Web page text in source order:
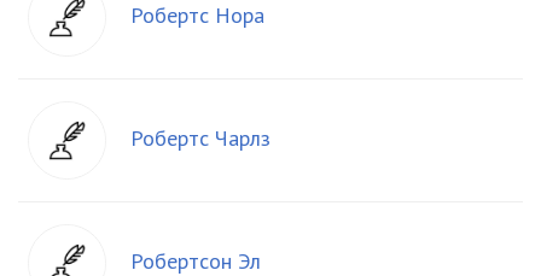
Робертс Нора
Робертс Чарлз
Робертсон Эл